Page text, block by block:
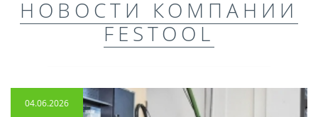
НОВОСТИ КОМПАНИИ
FESTOOL
04.06.2026